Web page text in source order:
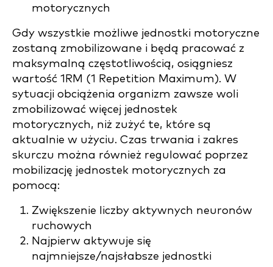
motorycznych
Gdy wszystkie możliwe jednostki motoryczne
zostaną zmobilizowane i będą pracować z
maksymalną częstotliwością, osiągniesz
wartość 1RM (1 Repetition Maximum). W
sytuacji obciążenia organizm zawsze woli
zmobilizować więcej jednostek
motorycznych, niż zużyć te, które są
aktualnie w użyciu. Czas trwania i zakres
skurczu można również regulować poprzez
mobilizację jednostek motorycznych za
pomocą:
Zwiększenie liczby aktywnych neuronów
ruchowych
Najpierw aktywuje się
najmniejsze/najsłabsze jednostki